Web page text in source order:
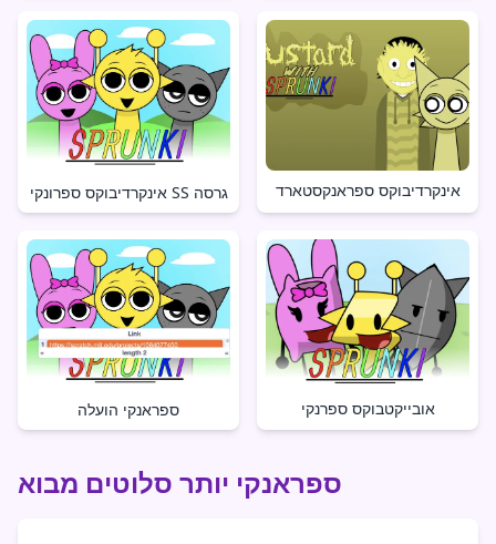
אינקרדיבוקס ספרונקי SS גרסה אינקרדיבוקס ספראנקסטארד
ספראנקי הועלה אובייקטבוקס ספרנקי
ספראנקי יותר סלוטים מבוא